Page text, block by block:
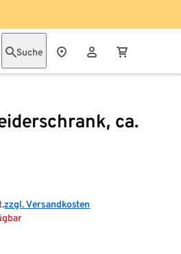
Suche
ca.
zzgl. Versandkosten